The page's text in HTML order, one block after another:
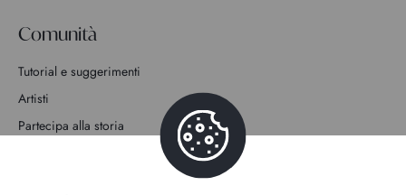
Comunità
Tutorial e suggerimenti
Artisti
Partecipa alla storia